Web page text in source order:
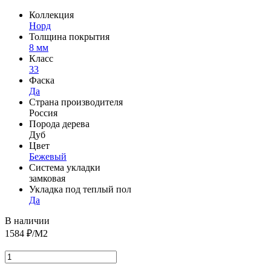
Коллекция
Норд
Толщина покрытия
8 мм
Класс
33
Фаска
Да
Страна производителя
Россия
Порода дерева
Дуб
Цвет
Бежевый
Система укладки
замковая
Укладка под теплый пол
Да
В наличии
1584 ₽/М2